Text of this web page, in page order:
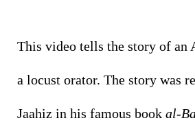
This video tells the story of an
a locust orator. The story was
Jaahiz in his famous book al-